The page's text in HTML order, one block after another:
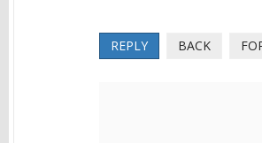
REPLY BACK